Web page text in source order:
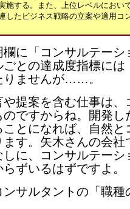
施する。また、上位レベルにおい
したビジネス戦略の立案や適用コ
に「コンサルテーシ
との達成度指標には
りませんが……。
提案を含む仕事は、
ですからね。開発し
とになれば、自然と
す。矢木さんの会社
に、コンサルテーシ
ずいるはずですよ。
サルタントの「職種